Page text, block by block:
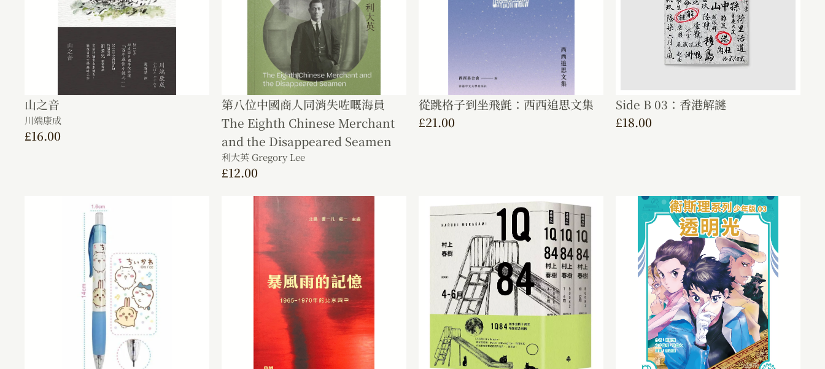
山之音
川端康成
£16.00
第八位中國商人同消失咗嘅海員
The Eighth Chinese Merchant
and the Disappeared Seamen
利大英 Gregory Lee
£12.00
從跳格子到坐飛氈：西西追思文集
£21.00
Side B 03：香港解謎
£18.00